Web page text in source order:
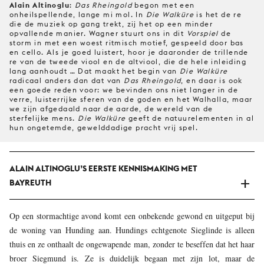
Alain Altinoglu: Das Rheingoldbegon met een
onheilspellende, lange mi mol. In Die Walküre is het de re
die de muziek op gang trekt, zij het op een minder
opvallende manier. Wagner stuurt ons in dit Vorspiel de
storm in met een woest ritmisch motief, gespeeld door bas
en cello. Als je goed luistert, hoor je daaronder de trillende
re van de tweede viool en de altviool, die de hele inleiding
lang aanhoudt … Dat maakt het begin van Die Walküre
radicaal anders dan dat van Das Rheingold, en daar is ook
een goede reden voor: we bevinden ons niet langer in de
verre, luisterrijke sferen van de goden en het Walhalla, maar
we zijn afgedaald naar de aarde, de wereld van de
sterfelijke mens. Die Walküre geeft de natuurelementen in al
hun ongetemde, gewelddadige pracht vrij spel.
ALAIN ALTINOGLU’S EERSTE KENNISMAKING MET
BAYREUTH
Op een stormachtige avond komt een onbekende gewond en uitgeput bij
de woning van Hunding aan. Hundings echtgenote Sieglinde is alleen
thuis en ze onthaalt de ongewapende man, zonder te beseffen dat het haar
broer Siegmund is. Ze is duidelijk begaan met zijn lot, maar de